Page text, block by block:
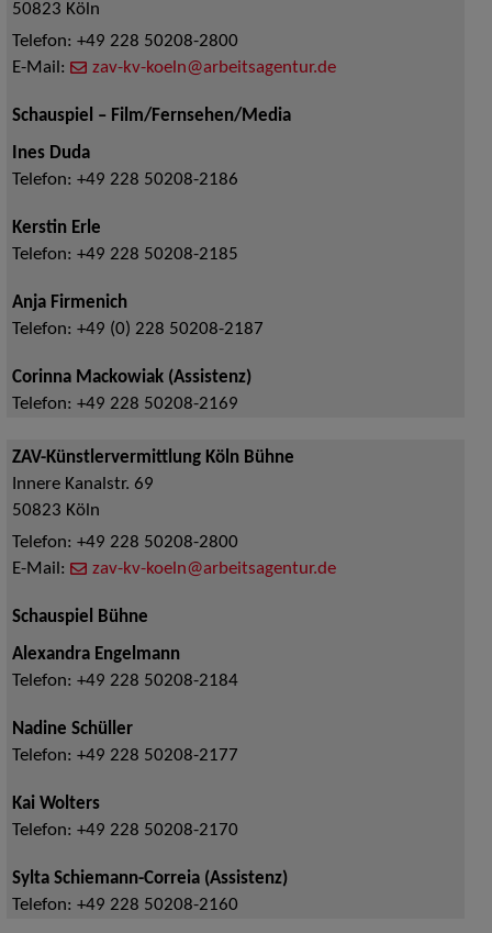
50823 Köln
Telefon: +49 228 50208-2800
E-Mail:
zav-kv-koeln@arbeitsagentur.de
Schauspiel – Film/Fernsehen/Media
Ines Duda
Telefon: +49 228 50208-2186
Kerstin Erle
Telefon: +49 228 50208-2185
Anja Firmenich
Telefon: +49 (0) 228 50208-2187
Corinna Mackowiak (Assistenz)
Telefon: +49 228 50208-2169
ZAV-Künstlervermittlung Köln Bühne
Innere Kanalstr. 69
50823 Köln
Telefon: +49 228 50208-2800
E-Mail:
zav-kv-koeln@arbeitsagentur.de
Schauspiel Bühne
Alexandra Engelmann
Telefon: +49 228 50208-2184
Nadine Schüller
Telefon: +49 228 50208-2177
Kai Wolters
Telefon: +49 228 50208-2170
Sylta Schiemann-Correia (Assistenz)
Telefon: +49 228 50208-2160